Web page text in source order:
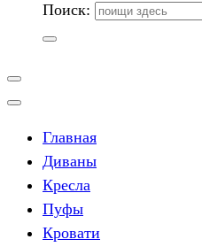
Поиск:
Главная
Диваны
Кресла
Пуфы
Кровати